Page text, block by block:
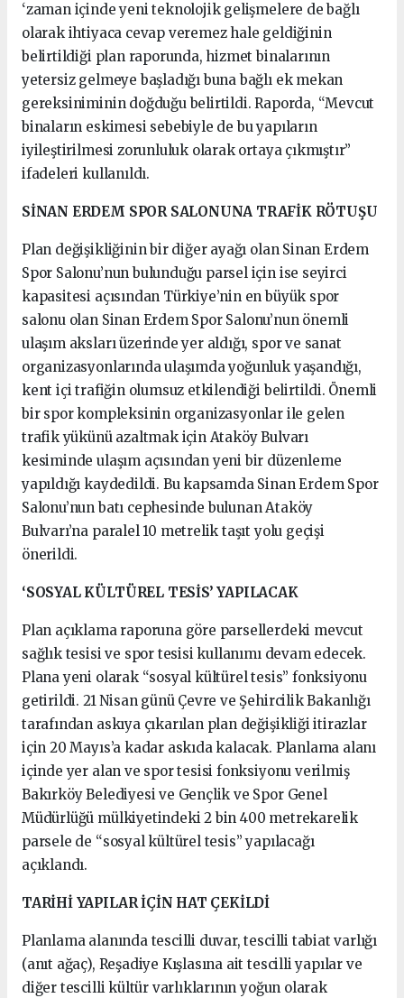
‘zaman içinde yeni teknolojik gelişmelere de bağlı
olarak ihtiyaca cevap veremez hale geldiğinin
belirtildiği plan raporunda, hizmet binalarının
yetersiz gelmeye başladığı buna bağlı ek mekan
gereksiniminin doğduğu belirtildi. Raporda, “Mevcut
binaların eskimesi sebebiyle de bu yapıların
iyileştirilmesi zorunluluk olarak ortaya çıkmıştır”
ifadeleri kullanıldı.
SİNAN ERDEM SPOR SALONUNA TRAFİK RÖTUŞU
Plan değişikliğinin bir diğer ayağı olan Sinan Erdem
Spor Salonu’nun bulunduğu parsel için ise seyirci
kapasitesi açısından Türkiye’nin en büyük spor
salonu olan Sinan Erdem Spor Salonu’nun önemli
ulaşım aksları üzerinde yer aldığı, spor ve sanat
organizasyonlarında ulaşımda yoğunluk yaşandığı,
kent içi trafiğin olumsuz etkilendiği belirtildi. Önemli
bir spor kompleksinin organizasyonlar ile gelen
trafik yükünü azaltmak için Ataköy Bulvarı
kesiminde ulaşım açısından yeni bir düzenleme
yapıldığı kaydedildi. Bu kapsamda Sinan Erdem Spor
Salonu’nun batı cephesinde bulunan Ataköy
Bulvarı’na paralel 10 metrelik taşıt yolu geçişi
önerildi.
‘SOSYAL KÜLTÜREL TESİS’ YAPILACAK
Plan açıklama raporuna göre parsellerdeki mevcut
sağlık tesisi ve spor tesisi kullanımı devam edecek.
Plana yeni olarak “sosyal kültürel tesis” fonksiyonu
getirildi. 21 Nisan günü Çevre ve Şehircilik Bakanlığı
tarafından askıya çıkarılan plan değişikliği itirazlar
için 20 Mayıs’a kadar askıda kalacak. Planlama alanı
içinde yer alan ve spor tesisi fonksiyonu verilmiş
Bakırköy Belediyesi ve Gençlik ve Spor Genel
Müdürlüğü mülkiyetindeki 2 bin 400 metrekarelik
parsele de “sosyal kültürel tesis” yapılacağı
açıklandı.
TARİHİ YAPILAR İÇİN HAT ÇEKİLDİ
Planlama alanında tescilli duvar, tescilli tabiat varlığı
(anıt ağaç), Reşadiye Kışlasına ait tescilli yapılar ve
diğer tescilli kültür varlıklarının yoğun olarak